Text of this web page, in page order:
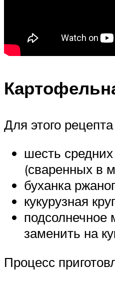
Для этого
шесть
(сваренных в
буханка
кукурузная
заменить на
Процесс